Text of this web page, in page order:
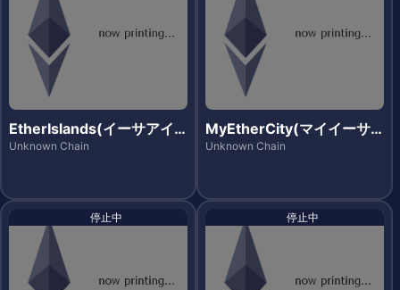
EtherIslands(イーサアイ
ランズ)
Unknown Chain
MyEtherCity(マイイーサ
シティー)
Unknown Chain
停止中 停止中